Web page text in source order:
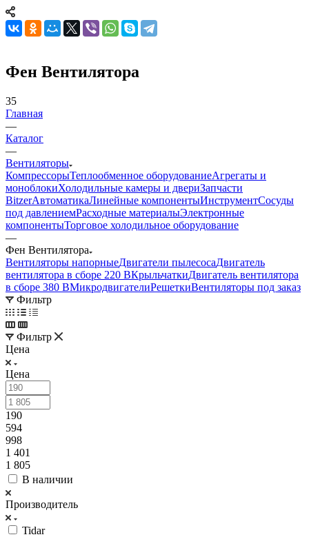
Фен Вентилятора
35
Главная
—
Каталог
—
Вентиляторы
КомпрессорыТеплообменное оборудованиеАгрегаты и
моноблокиХолодильные камеры и двериЗапчасти
BitzerАвтоматикаЛинейные компонентыИнструментСосуды
под давлениемРасходные материалыЭлектронные
компонентыТорговое холодильное оборудование
—
Фен Вентилятора
Вентиляторы напорныеДвигатели пылесосаДвигатель
вентилятора в сборе 220 ВКрыльчаткиДвигатель вентилятора
в сборе 380 ВМикродвигателиРешеткиВентиляторы под заказ
Фильтр
Фильтр
Цена
Цена
190
594
998
1 401
1 805
В наличии
Производитель
Tidar